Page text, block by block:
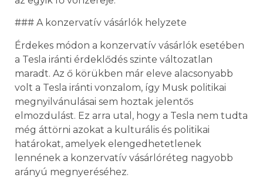
### A konzervatív vásárlók helyzete
Érdekes módon a konzervatív vásárlók esetében
a Tesla iránti érdeklődés szinte változatlan
maradt. Az ő körükben már eleve alacsonyabb
volt a Tesla iránti vonzalom, így Musk politikai
megnyilvánulásai sem hoztak jelentős
elmozdulást. Ez arra utal, hogy a Tesla nem tudta
még áttörni azokat a kulturális és politikai
határokat, amelyek elengedhetetlenek
lennének a konzervatív vásárlóréteg nagyobb
arányú megnyeréséhez.